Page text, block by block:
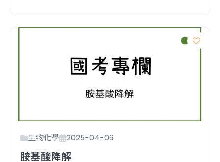
生物化學 2025-04-06
胺基酸降解